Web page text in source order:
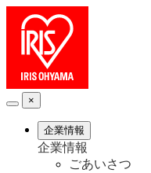
×
企業情報
企業情報
ごあいさつ